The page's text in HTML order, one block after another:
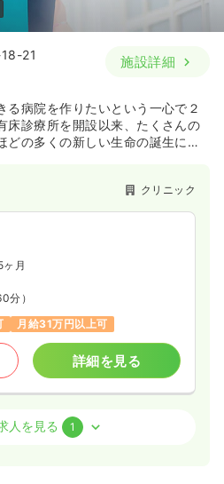
21
施設詳細
る病院を作りたいという一心で２
床診療所を開設以来、たくさんの
どの多くの新しい生命の誕生に出
親教室など実施しています。
クリニック
月
分）
月給31万円以上可
詳細を見る
人を見る 1